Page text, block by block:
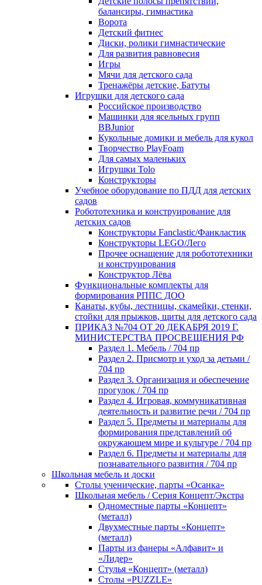
балансиры, гимнастика
Ворота
Детский фитнес
Диски, ролики гимнастические
Для развития равновесия
Игры
Мячи для детского сада
Тренажёры детские, Батуты
Игрушки для детского сада
Российское производство
Машинки для ясельных групп
BBJunior
Кукольные домики и мебель для кукол
Творчество PlayFoam
Для самых маленьких
Игрушки Tolo
Конструкторы
Учебное оборудование по ПДД для детских
садов
Робототехника и конструирование для
детских садов
Конструкторы Fanclastic/Фанкластик
Конструкторы LEGO/Лего
Прочее оснащение для робототехники
и конструирования
Конструктор Лёва
Функциональные комплекты для
формирования РППС ДОО
Канаты, кубы, лестницы, скамейки, стенки,
стойки для прыжков, щиты для детского сада
ПРИКАЗ №704 ОТ 20 ДЕКАБРЯ 2019 Г.
МИНИСТЕРСТВА ПРОСВЕЩЕНИЯ РФ
Раздел 1. Мебель / 704 пр
Раздел 2. Присмотр и уход за детьми /
704 пр
Раздел 3. Организация и обеспечение
прогулок / 704 пр
Раздел 4. Игровая, коммуникативная
деятельность и развитие речи / 704 пр
Раздел 5. Предметы и материалы для
формирования представлений об
окружающем мире и культуре / 704 пр
Раздел 6. Предметы и материалы для
познавательного развития / 704 пр
Школьная мебель и доски
Столы ученические, парты «Осанка»
Школьная мебель / Серия Концепт/Экстра
Одноместные парты «Концепт»
(металл)
Двухместные парты «Концепт»
(металл)
Парты из фанеры «Алфавит» и
«Лидер»
Стулья «Концепт» (металл)
Столы «PUZZLE»